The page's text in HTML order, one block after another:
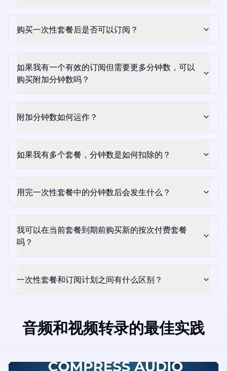
购买一次性套餐后是否可以订阅？
如果我有一个有效的订阅但需要更多分钟数，可以
购买附加分钟数吗？
附加分钟数如何运作？
如果我有多个套餐，分钟数是如何扣除的？
用完一次性套餐中的分钟数后会发生什么？
我可以在当前套餐到期前购买新的按次付费套餐
吗？
一次性套餐和订阅计划之间有什么区别？
音频和视频转录的最佳实践